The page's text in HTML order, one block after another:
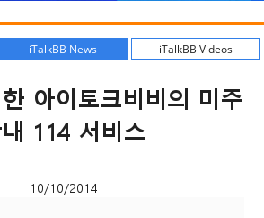
iTalkBB News iTalkBB Videos
아이토크비비의 미주
114 서비스
10/10/2014